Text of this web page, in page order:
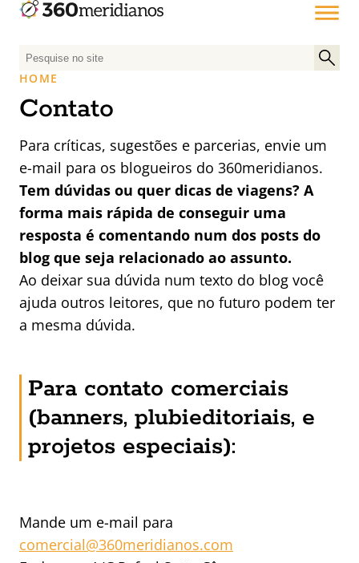
P
e
q
i
s
a
r
o
r
:
HOME
Contato
Para críticas, sugestões e parcerias, envie um
e-mail para os blogueiros do 360meridianos.
Tem dúvidas ou quer dicas de viagens? A
forma mais rápida de conseguir uma
resposta é comentando num dos posts do
blog que seja relacionado ao assunto.
Ao deixar sua dúvida num texto do blog você
ajuda outros leitores, que no futuro podem ter
a mesma dúvida.
Para contato comerciais
(banners, plubieditoriais, e
projetos especiais):
Mande um e-mail para
comercial@360meridianos.com